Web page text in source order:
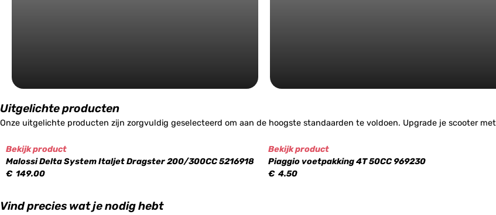
Uitgelichte producten
Onze uitgelichte producten zijn zorgvuldig geselecteerd om aan de hoogste standaarden te voldoen. Upgrade je scooter
Bekijk product
Malossi Delta System Italjet Dragster 200/300CC 5216918
€ 149.00
Bekijk product
Piaggio voetpakking 4T 50CC 969230
€ 4.50
Vind precies wat je nodig hebt